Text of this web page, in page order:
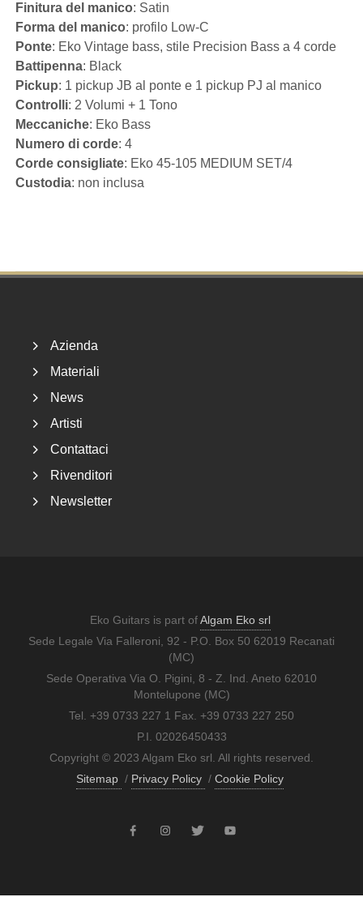
Finitura del manico: Satin
Forma del manico: profilo Low-C
Ponte: Eko Vintage bass, stile Precision Bass a 4 corde
Battipenna: Black
Pickup: 1 pickup JB al ponte e 1 pickup PJ al manico
Controlli: 2 Volumi + 1 Tono
Meccaniche: Eko Bass
Numero di corde: 4
Corde consigliate: Eko 45-105 MEDIUM SET/4
Custodia: non inclusa
Azienda
Materiali
News
Artisti
Contattaci
Rivenditori
Newsletter
Eko Guitars is part ofAlgam Eko srl
Sede Legale Via Falleroni, 92 - P.O. Box 50 62019 Recanati
(MC)
Sede Operativa Via O. Pigini, 8 - Z. Ind. Aneto 62010
Montelupone (MC)
Tel. +39 0733 227 1 Fax. +39 0733 227 250
P.I. 02026450433
Copyright © 2023 Algam Eko srl. All rights reserved.
Sitemap / Privacy Policy / Cookie Policy